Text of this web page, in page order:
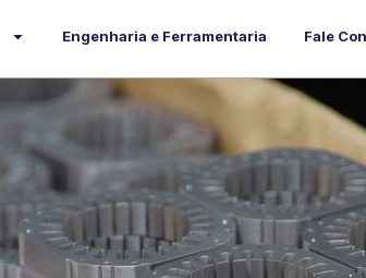
Engenharia e Ferramentaria Fale